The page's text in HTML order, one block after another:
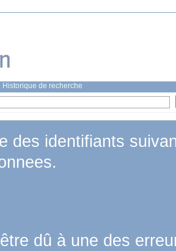
Historique de recherche
des identifiants
dû à une des